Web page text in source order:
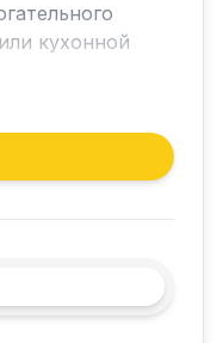
кухонной